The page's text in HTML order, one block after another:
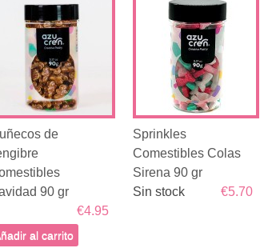
de
90 gr
€4.95
al carrito
Sprinkles
Comestibles Colas
Sirena 90 gr
€5.70
Sin stock